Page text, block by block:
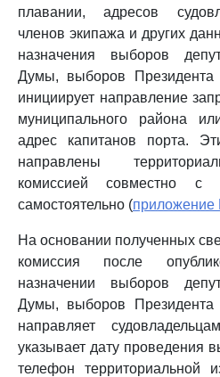
плавании, адресов
членов экипажа и других
назначения выборов
Думы, выборов Президента
инициирует направление
муниципального района
адрес капитанов порта.
направлены
комиссией совместно с
самостоятельно (приложение
На основании полученных
комиссия после
назначении выборов
Думы, выборов Президента
направляет
указывает дату проведения
телефон территориальной